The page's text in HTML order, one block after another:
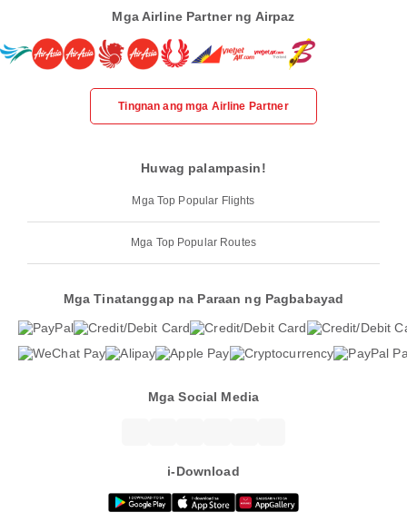
Mga Airline Partner ng Airpaz
Tingnan ang mga Airline Partner
Huwag palampasin!
Mga Top Popular Flights
Mga Top Popular Routes
Mga Tinatanggap na Paraan ng Pagbabayad
Mga Social Media
i-Download